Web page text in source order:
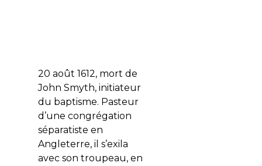
20 août 1612, mort de
John Smyth, initiateur
du baptisme. Pasteur
d’une congrégation
séparatiste en
Angleterre, il s’exila
avec son troupeau, en